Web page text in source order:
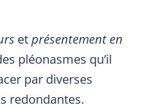
etprésentement en
pléonasmes qu’il
par diverses
redondantes.